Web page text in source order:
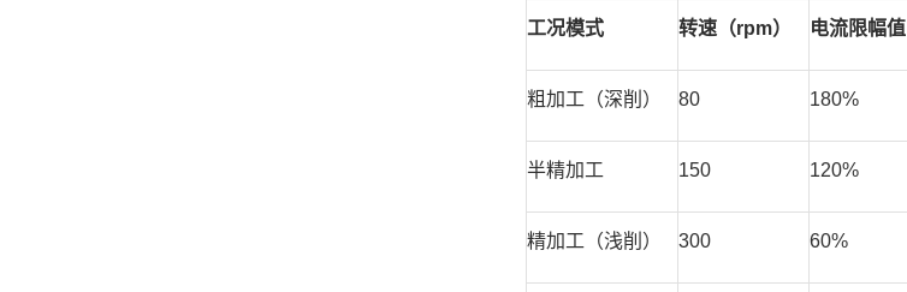
工况模式 转速（rpm） 电流限幅值
粗加工（深削） 80 180%
半精加工 150 120%
精加工（浅削） 300 60%